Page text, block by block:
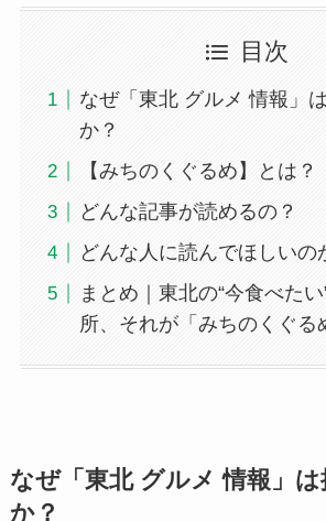
目次
なぜ「東北 グルメ 情報」
か？
【みちのくぐるめ】とは？
どんな記事が読めるの？
どんな人に読んでほしいの
まとめ｜東北の“今食べた
所、それが「みちのくぐる
なぜ「東北 グルメ 情報」
か？